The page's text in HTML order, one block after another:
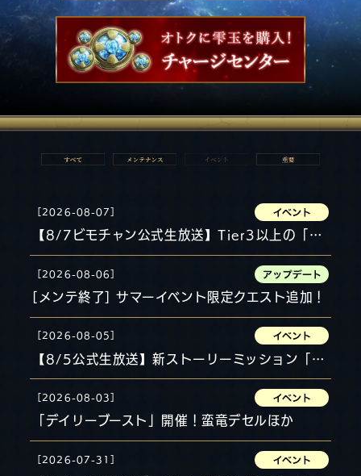
［2026-08-07］
【8/7ビモチャン公式生放送】Tier3以上の「特性」付きネーム装備GETでプレゼント！ドロップ率UPジェムでMC対決！
［2026-08-06］
[メンテ終了] サマーイベント限定クエスト追加！
［2026-08-05］
【8/5公式生放送】新ストーリーミッション「フリードスの思索」「渓谷の騒動」実況プレイ！
［2026-08-03］
「デイリーブースト」開催！蛮竜デセルほか
［2026-07-31］